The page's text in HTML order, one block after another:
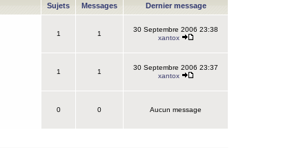
Sujets Messages Dernier message
1 1
30 Septembre 2006 23:38
xantox
1 1
30 Septembre 2006 23:37
xantox
0 0 Aucun message